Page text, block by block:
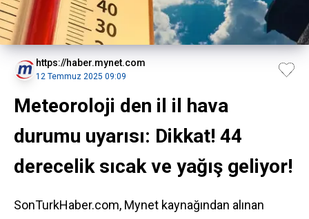
https://haber.mynet.com
12 Temmuz 2025 09:09
Meteoroloji den il il hava
durumu uyarısı: Dikkat! 44
derecelik sıcak ve yağış geliyor!
SonTurkHaber.com, Mynet kaynağından alınan